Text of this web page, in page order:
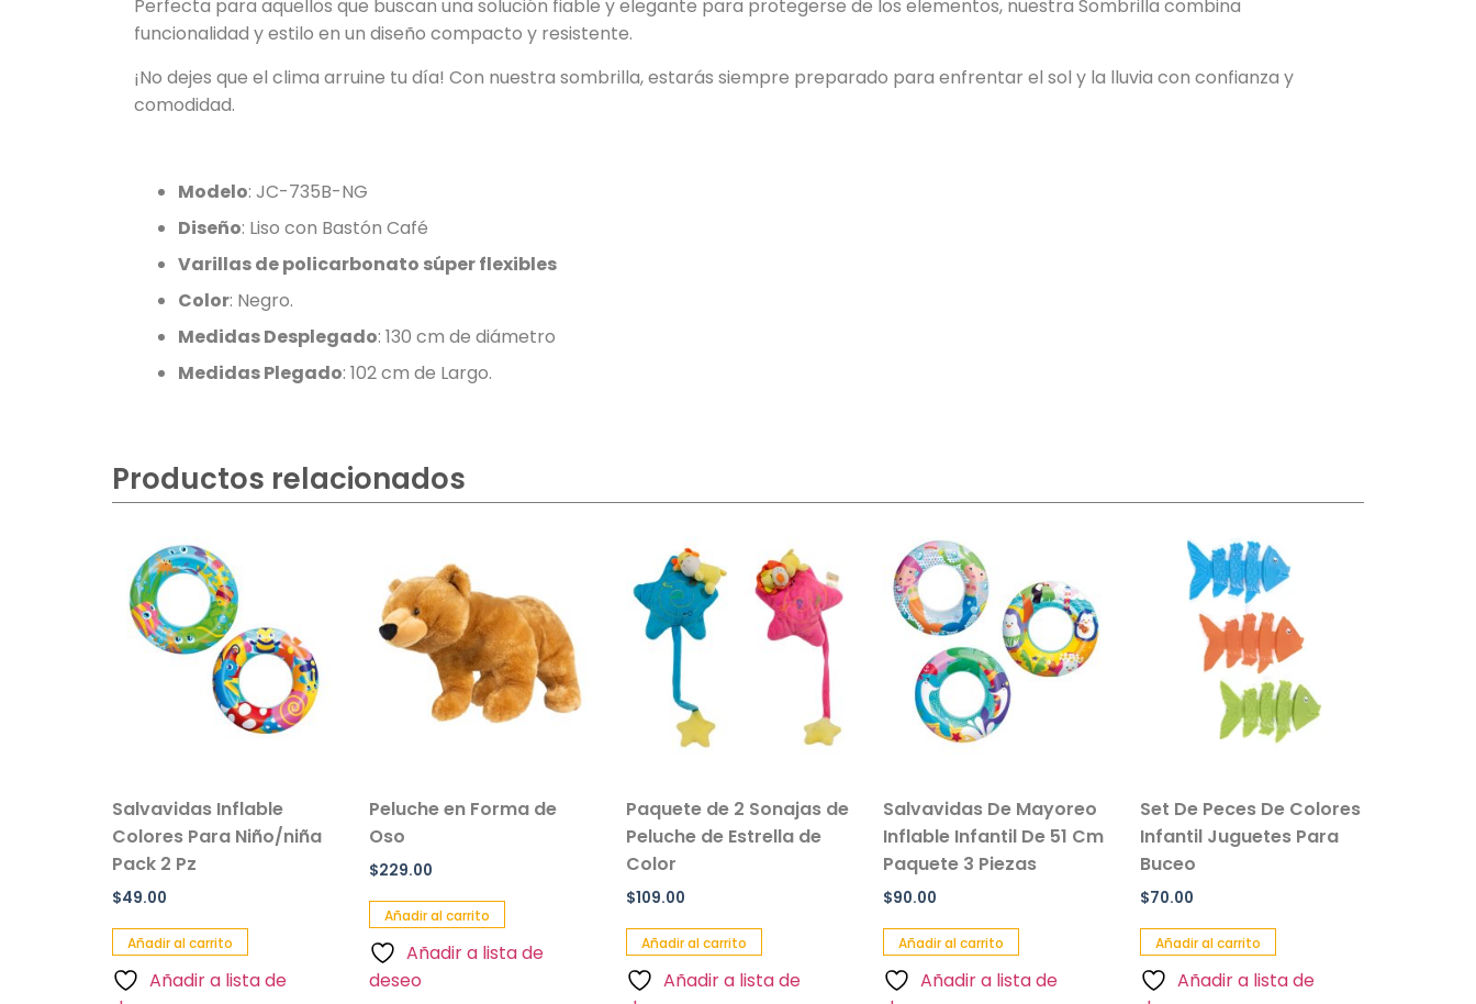
Perfecta para aquellos que buscan una solución fiable y elegante para protegerse de los elementos, nuestra Sombrilla combina
funcionalidad y estilo en un diseño compacto y resistente.
¡No dejes que el clima arruine tu día! Con nuestra sombrilla, estarás siempre preparado para enfrentar el sol y la lluvia con confianza y
comodidad.
Modelo: JC-735B-NG
Diseño: Liso con Bastón Café
Varillas de policarbonato súper flexibles
Color: Negro.
Medidas Desplegado: 130 cm de diámetro
Medidas Plegado: 102 cm de Largo.
Productos relacionados
Salvavidas Inflable
Colores Para Niño/niña
Pack 2 Pz
$49.00
Añadir al carrito
Añadir a lista de
Peluche en Forma de
Oso
$229.00
Añadir al carrito
Añadir a lista de
deseo
Paquete de 2 Sonajas de
Peluche de Estrella de
Color
$109.00
Añadir al carrito
Añadir a lista de
Salvavidas De Mayoreo
Inflable Infantil De 51 Cm
Paquete 3 Piezas
$90.00
Añadir al carrito
Añadir a lista de
Set De Peces De Colores
Infantil Juguetes Para
Buceo
$70.00
Añadir al carrito
Añadir a lista de